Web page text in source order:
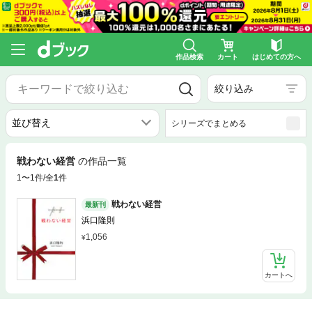
作品検索 カート はじめての方へ
絞り込み
シリーズでまとめる
戦わない経営 の作品一覧
1〜1件/全1件
最新刊
戦わない経営
浜口隆則
1,056
カートへ